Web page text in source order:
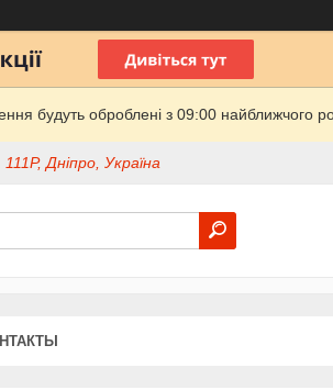
будуть оброблені з 09:00 найближчого
111Р, Дніпро, Україна